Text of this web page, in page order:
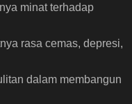
minat terhadap
rasa cemas, depresi,
dalam membangun